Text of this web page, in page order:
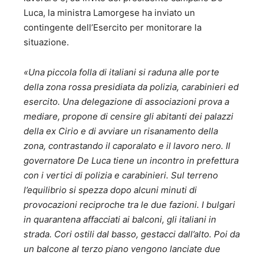
Luca, la ministra Lamorgese ha inviato un
contingente dell’Esercito per monitorare la
situazione.
«Una piccola folla di italiani si raduna alle porte
della zona rossa presidiata da polizia, carabinieri ed
esercito. Una delegazione di associazioni prova a
mediare, propone di censire gli abitanti dei palazzi
della ex Cirio e di avviare un risanamento della
zona, contrastando il caporalato e il lavoro nero. Il
governatore De Luca tiene un incontro in prefettura
con i vertici di polizia e carabinieri. Sul terreno
l’equilibrio si spezza dopo alcuni minuti di
provocazioni reciproche tra le due fazioni. I bulgari
in quarantena affacciati ai balconi, gli italiani in
strada. Cori ostili dal basso, gestacci dall’alto. Poi da
un balcone al terzo piano vengono lanciate due